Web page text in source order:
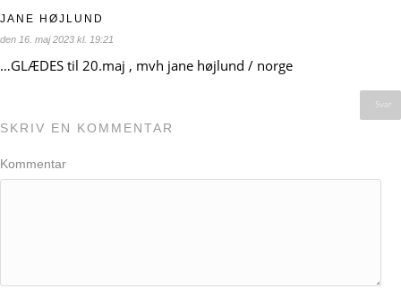
JANE HØJLUND
den 16. maj 2023 kl. 19:21
…GLÆDES til 20.maj , mvh jane højlund / norge
Svar
SKRIV EN KOMMENTAR
Kommentar